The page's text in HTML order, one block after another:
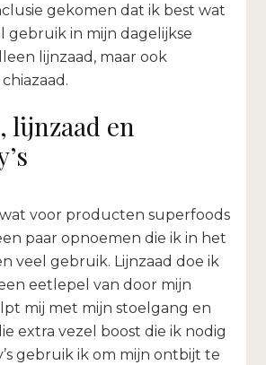
gekomen dat ik best wat
gebruik in mijn dagelijkse
lijnzaad, maar ook
lijnzaad en
voor producten superfoods
paar opnoemen die ik in het
veel gebruik. Lijnzaad doe ik
eetlepel van door mijn
mij met mijn stoelgang en
extra vezel boost die ik nodig
gebruik ik om mijn ontbijt te